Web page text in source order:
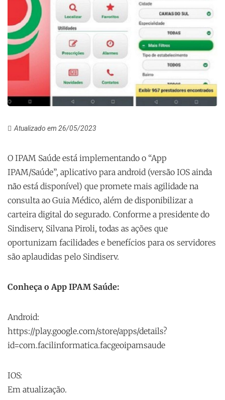
Atualizado em 26/05/2023
O IPAM Saúde está implementando o “App
IPAM/Saúde”, aplicativo para android (versão IOS ainda
não está disponível) que promete mais agilidade na
consulta ao Guia Médico, além de disponibilizar a
carteira digital do segurado. Conforme a presidente do
Sindiserv, Silvana Piroli, todas as ações que
oportunizam facilidades e benefícios para os servidores
são aplaudidas pelo Sindiserv.
Conheça o App IPAM Saúde:
Android:
https://play.google.com/store/apps/details?
id=com.facilinformatica.facgeoipamsaude
IOS:
Em atualização.